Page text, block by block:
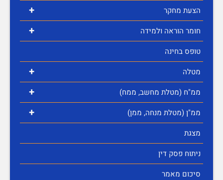
+ הצעת מחקר
+
חומר הוראה ולמידה
טופס בחינה
+ מטלה
+ ממ"ח (מטלת מחשב, ממח)
+
ממ"ן (מטלת מנחה, ממן)
מצגת
ניתוח פסק דין
סיכום מאמר